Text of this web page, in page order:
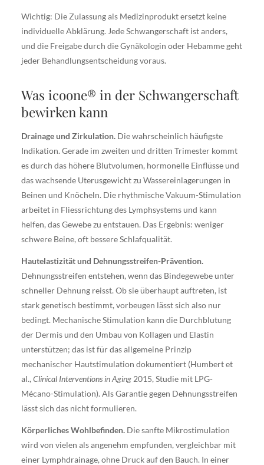
Wichtig: Die Zulassung als Medizinprodukt ersetzt keine
individuelle Abklärung. Jede Schwangerschaft ist anders,
und die Freigabe durch die Gynäkologin oder Hebamme geht
jeder Behandlungsentscheidung voraus.
Was icoone® in der Schwangerschaft
bewirken kann
Drainage und Zirkulation. Die wahrscheinlich häufigste
Indikation. Gerade im zweiten und dritten Trimester kommt
es durch das höhere Blutvolumen, hormonelle Einflüsse und
das wachsende Uterusgewicht zu Wassereinlagerungen in
Beinen und Knöcheln. Die rhythmische Vakuum-Stimulation
arbeitet in Fliessrichtung des Lymphsystems und kann
helfen, das Gewebe zu entstauen. Das Ergebnis: weniger
schwere Beine, oft bessere Schlafqualität.
Hautelastizität und Dehnungsstreifen-Prävention.
Dehnungsstreifen entstehen, wenn das Bindegewebe unter
schneller Dehnung reisst. Ob sie überhaupt auftreten, ist
stark genetisch bestimmt, vorbeugen lässt sich also nur
bedingt. Mechanische Stimulation kann die Durchblutung
der Dermis und den Umbau von Kollagen und Elastin
unterstützen; das ist für das allgemeine Prinzip
mechanischer Hautstimulation dokumentiert (Humbert et
al., Clinical Interventions in Aging 2015, Studie mit LPG-
Mécano-Stimulation). Als Garantie gegen Dehnungsstreifen
lässt sich das nicht formulieren.
Körperliches Wohlbefinden. Die sanfte Mikrostimulation
wird von vielen als angenehm empfunden, vergleichbar mit
einer Lymphdrainage, ohne Druck auf den Bauch. In einer